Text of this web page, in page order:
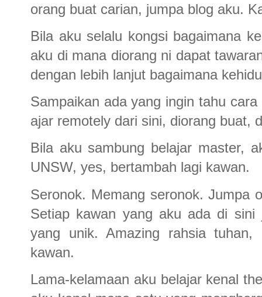
orang buat carian, jumpa blog aku.
Bila aku selalu kongsi bagaimana
aku di mana diorang ni dapat
dengan lebih lanjut bagaimana
Sampaikan ada yang ingin tahu
ajar remotely dari sini, diorang buat,
Bila aku sambung belajar master,
UNSW, yes, bertambah lagi kawan.
Seronok. Memang seronok. Jumpa
Setiap kawan yang aku ada di
yang unik. Amazing rahsia tuhan,
kawan.
Lama-kelamaan aku belajar kenal